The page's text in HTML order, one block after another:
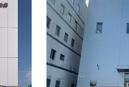
耀星科技